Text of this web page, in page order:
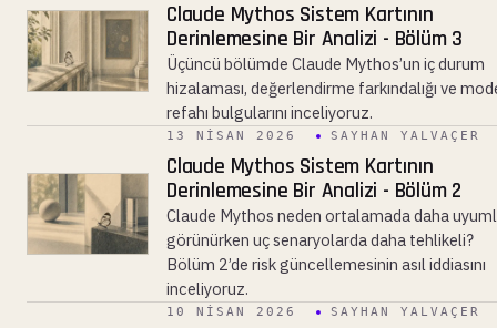
Claude Mythos Sistem Kartının
Derinlemesine Bir Analizi - Bölüm 3
Üçüncü bölümde Claude Mythos’un iç durum
hizalaması, değerlendirme farkındalığı ve
refahı bulgularını inceliyoruz.
13 NISAN 2026 SAYHAN YALVAÇER
Claude Mythos Sistem Kartının
Derinlemesine Bir Analizi - Bölüm 2
Claude Mythos neden ortalamada daha
görünürken uç senaryolarda daha tehlikeli?
Bölüm 2’de risk güncellemesinin asıl iddiasını
inceliyoruz.
10 NISAN 2026 SAYHAN YALVAÇER